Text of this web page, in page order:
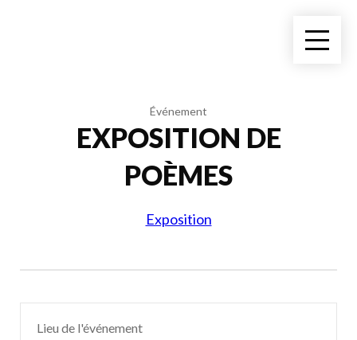
Événement
EXPOSITION DE
POÈMES
Exposition
Lieu de l'événement